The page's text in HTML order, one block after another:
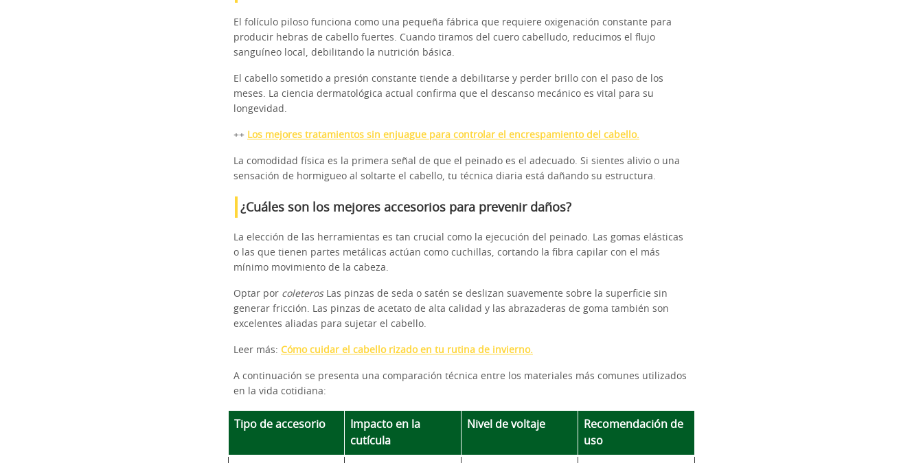
El folículo piloso funciona como una pequeña fábrica que requiere oxigenación constante para
producir hebras de cabello fuertes. Cuando tiramos del cuero cabelludo, reducimos el flujo
sanguíneo local, debilitando la nutrición básica.
El cabello sometido a presión constante tiende a debilitarse y perder brillo con el paso de los
meses. La ciencia dermatológica actual confirma que el descanso mecánico es vital para su
longevidad.
++ Los mejores tratamientos sin enjuague para controlar el encrespamiento del cabello.
La comodidad física es la primera señal de que el peinado es el adecuado. Si sientes alivio o una
sensación de hormigueo al soltarte el cabello, tu técnica diaria está dañando su estructura.
¿Cuáles son los mejores accesorios para prevenir daños?
La elección de las herramientas es tan crucial como la ejecución del peinado. Las gomas elásticas
o las que tienen partes metálicas actúan como cuchillas, cortando la fibra capilar con el más
mínimo movimiento de la cabeza.
Optar por coleterosLas pinzas de seda o satén se deslizan suavemente sobre la superficie sin
generar fricción. Las pinzas de acetato de alta calidad y las abrazaderas de goma también son
excelentes aliadas para sujetar el cabello.
Leer más: Cómo cuidar el cabello rizado en tu rutina de invierno.
A continuación se presenta una comparación técnica entre los materiales más comunes utilizados
en la vida cotidiana:
Tipo de accesorio
Impacto en la
cutícula
Nivel de voltaje
Recomendación de
uso